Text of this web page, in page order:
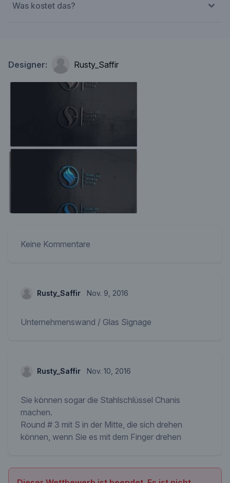
Was kostet das?
Designer: Rusty_Saffir
Keine Kommentare
Rusty_Saffir Nov. 9, 2016
Unternehmenswand / Glas Signage
Rusty_Saffir Nov. 10, 2016
Sie können sogar die Stahlschlüssel Chanis
machen.
Round # 3 mit S in der Mitte, die sich drehen
können, wenn Sie es mit dem Finger drehen